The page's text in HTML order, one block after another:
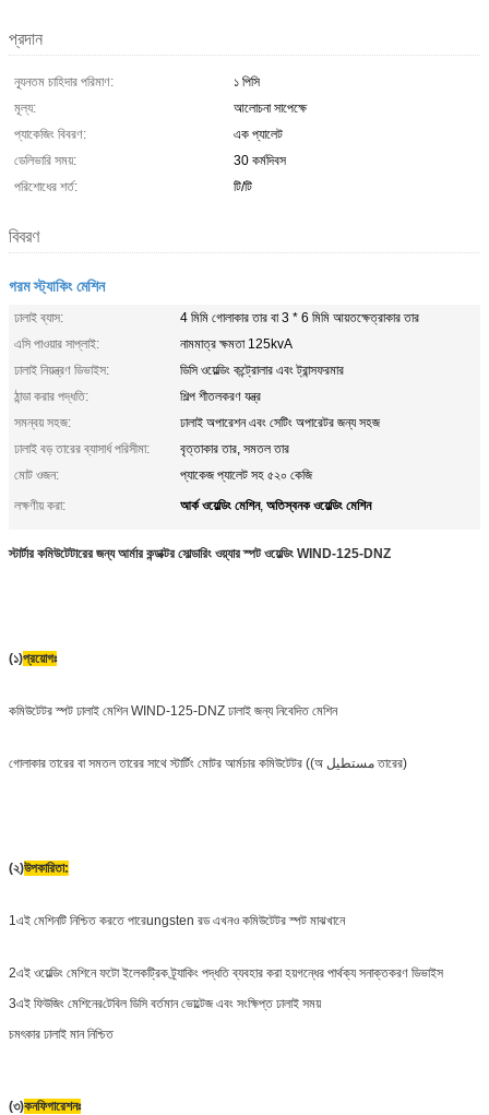
প্রদান
ন্যূনতম চাহিদার পরিমাণ:
১ পিসি
মূল্য:
আলোচনা সাপেক্ষে
প্যাকেজিং বিবরণ:
এক প্যালেট
ডেলিভারি সময়:
30 কর্মদিবস
পরিশোধের শর্ত:
টি/টি
বিবরণ
গরম স্ট্যাকিং মেশিন
ঢালাই ব্যাস:
4 মিমি গোলাকার তার বা 3 * 6 মিমি আয়তক্ষেত্রাকার তার
এসি পাওয়ার সাপ্লাই:
নামমাত্র ক্ষমতা 125kvA
ঢালাই নিয়ন্ত্রণ ডিভাইস:
ডিসি ওয়েল্ডিং কন্ট্রোলার এবং ট্রান্সফরমার
ঠান্ডা করার পদ্ধতি:
শিল্প শীতলকরণ যন্ত্র
সমন্বয় সহজ:
ঢালাই অপারেশন এবং সেটিং অপারেটর জন্য সহজ
ঢালাই বড় তারের ব্যাসার্ধ পরিসীমা:
বৃত্তাকার তার, সমতল তার
মোট ওজন:
প্যাকেজ প্যালেট সহ ৫২০ কেজি
লক্ষণীয় করা:
আর্ক ওয়েল্ডিং মেশিন, অতিস্বনক ওয়েল্ডিং মেশিন
স্টার্টার কমিউটেটারের জন্য আর্মার কন্ডাক্টর সোল্ডারিং ওয়্যার স্পট ওয়েল্ডিং WIND-125-DNZ
(১)প্রয়োগঃ
কমিউটেটর স্পট ঢালাই মেশিন WIND-125-DNZ ঢালাই জন্য নিবেদিত মেশিন
গোলাকার তারের বা সমতল তারের সাথে স্টার্টিং মোটর আর্মচার কমিউটেটর ((অ مستطیل তারের)
(২)উপকারিতা:
1এই মেশিনটি নিশ্চিত করতে পারেungsten রড এখনও কমিউটেটর স্পট মাঝখানে
2এই ওয়েল্ডিং মেশিনে ফটো ইলেকট্রিক ট্র্যাকিং পদ্ধতি ব্যবহার করা হয়গন্ধের পার্থক্য সনাক্তকরণ ডিভাইস
3এই ফিউজিং মেশিনেরটেবিল ডিসি বর্তমান ভোল্টেজ এবং সংক্ষিপ্ত ঢালাই সময়
চমৎকার ঢালাই মান নিশ্চিত
(৩)কনফিগারেশনঃ